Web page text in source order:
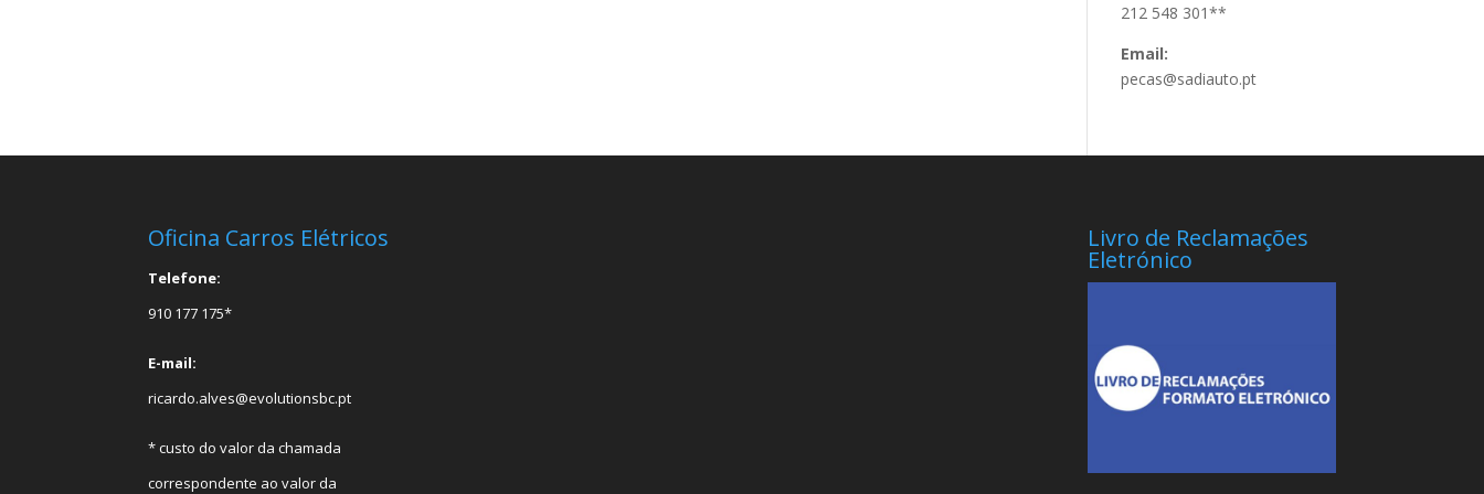
212 548 301**
Email:
pecas@sadiauto.pt
Oficina Carros Elétricos
Telefone:
910 177 175*
E-mail:
ricardo.alves@evolutionsbc.pt
* custo do valor da chamada
correspondente ao valor da
Livro de Reclamações
Eletrónico